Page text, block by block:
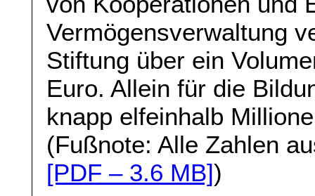
Vermögensverwaltung
Stiftung über ein
Euro. Allein für die
knapp elfeinhalb
(Fußnote: Alle Zahlen
[PDF – 3.6 MB])